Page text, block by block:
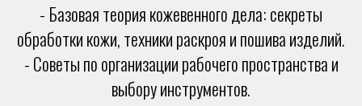
- Базовая теория кожевенного дела: секреты
обработки кожи, техники раскроя и пошива изделий.
- Советы по организации рабочего пространства и
выбору инструментов.